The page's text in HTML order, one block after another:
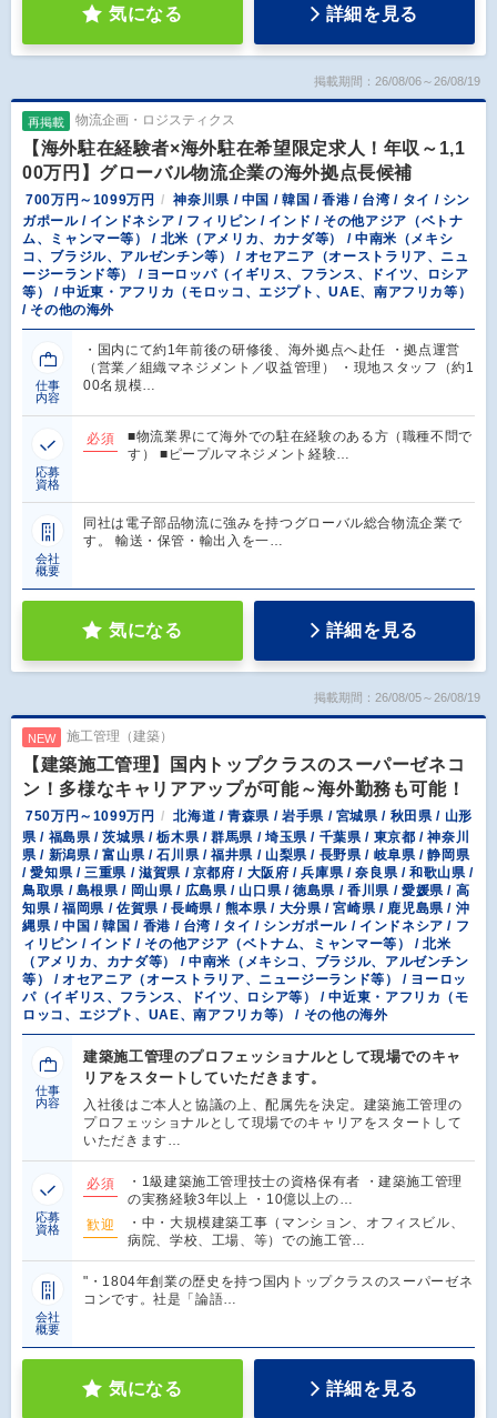
気になる 詳細を見る
掲載期間：26/08/06～26/08/19
再掲載 物流企画・ロジスティクス
【海外駐在経験者×海外駐在希望限定求人！年収～1,1
00万円】グローバル物流企業の海外拠点長候補
700万円～1099万円
神奈川県 / 中国 / 韓国 / 香港 / 台湾 / タイ / シン
ガポール / インドネシア / フィリピン / インド / その他アジア（ベトナ
ム、ミャンマー等） / 北米（アメリカ、カナダ等） / 中南米（メキシ
コ、ブラジル、アルゼンチン等） / オセアニア（オーストラリア、ニュ
ージーランド等） / ヨーロッパ（イギリス、フランス、ドイツ、ロシア
等） / 中近東・アフリカ（モロッコ、エジプト、UAE、南アフリカ等）
/ その他の海外
仕事
内容
・国内にて約1年前後の研修後、海外拠点へ赴任 ・拠点運営
（営業／組織マネジメント／収益管理） ・現地スタッフ（約1
00名規模…
応募
資格
必須
■物流業界にて海外での駐在経験のある⽅（職種不問で
す） ■ピープルマネジメント経験…
会社
概要
同社は電子部品物流に強みを持つグローバル総合物流企業で
す。 輸送・保管・輸出入を一…
気になる 詳細を見る
掲載期間：26/08/05～26/08/19
NEW 施工管理（建築）
【建築施工管理】国内トップクラスのスーパーゼネコ
ン！多様なキャリアアップが可能～海外勤務も可能！
750万円～1099万円
北海道 / 青森県 / 岩手県 / 宮城県 / 秋田県 / 山形
県 / 福島県 / 茨城県 / 栃木県 / 群馬県 / 埼玉県 / 千葉県 / 東京都 / 神奈川
県 / 新潟県 / 富山県 / 石川県 / 福井県 / 山梨県 / 長野県 / 岐阜県 / 静岡県
/ 愛知県 / 三重県 / 滋賀県 / 京都府 / 大阪府 / 兵庫県 / 奈良県 / 和歌山県 /
鳥取県 / 島根県 / 岡山県 / 広島県 / 山口県 / 徳島県 / 香川県 / 愛媛県 / 高
知県 / 福岡県 / 佐賀県 / 長崎県 / 熊本県 / 大分県 / 宮崎県 / 鹿児島県 / 沖
縄県 / 中国 / 韓国 / 香港 / 台湾 / タイ / シンガポール / インドネシア / フ
ィリピン / インド / その他アジア（ベトナム、ミャンマー等） / 北米
（アメリカ、カナダ等） / 中南米（メキシコ、ブラジル、アルゼンチン
等） / オセアニア（オーストラリア、ニュージーランド等） / ヨーロッ
パ（イギリス、フランス、ドイツ、ロシア等） / 中近東・アフリカ（モ
ロッコ、エジプト、UAE、南アフリカ等） / その他の海外
仕事
内容
建築施工管理のプロフェッショナルとして現場でのキャ
リアをスタートしていただきます。
入社後はご本人と協議の上、配属先を決定。建築施工管理の
プロフェッショナルとして現場でのキャリアをスタートして
いただきます…
応募
資格
必須
・1級建築施工管理技士の資格保有者 ・建築施工管理
の実務経験3年以上 ・10億以上の…
歓迎
・中・大規模建築工事（マンション、オフィスビル、
病院、学校、工場、等）での施工管…
会社
概要
"・1804年創業の歴史を持つ国内トップクラスのスーパーゼネ
コンです。社是「論語…
気になる 詳細を見る